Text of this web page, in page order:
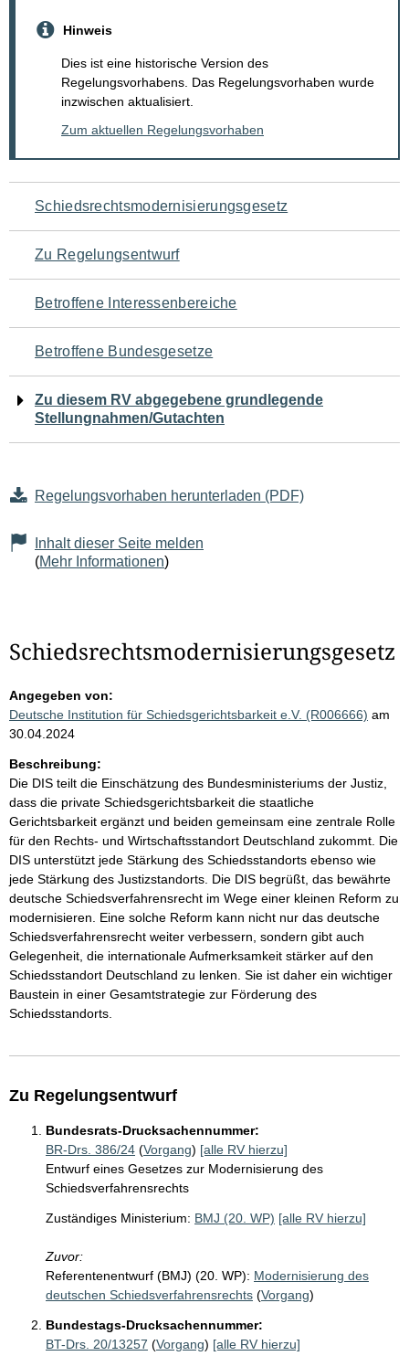
Hinweis
Dies ist eine historische Version des
Regelungsvorhabens. Das Regelungsvorhaben wurde
inzwischen aktualisiert.
Zum aktuellen Regelungsvorhaben
Navigation
für
den
Seiteninhalt
Schiedsrechtsmodernisierungsgesetz
Zu Regelungsentwurf
Betroffene Interessenbereiche
Betroffene Bundesgesetze
Zu diesem RV abgegebene grundlegende
Stellungnahmen/Gutachten
Regelungsvorhaben herunterladen (PDF)
Inhalt dieser Seite melden
(Mehr Informationen)
Schiedsrechtsmodernisierungsgesetz
Angegeben von:
Deutsche Institution für Schiedsgerichtsbarkeit e.V. (R006666) am
30.04.2024
Beschreibung:
Die DIS teilt die Einschätzung des Bundesministeriums der Justiz,
dass die private Schiedsgerichtsbarkeit die staatliche
Gerichtsbarkeit ergänzt und beiden gemeinsam eine zentrale Rolle
für den Rechts- und Wirtschaftsstandort Deutschland zukommt. Die
DIS unterstützt jede Stärkung des Schiedsstandorts ebenso wie
jede Stärkung des Justizstandorts. Die DIS begrüßt, das bewährte
deutsche Schiedsverfahrensrecht im Wege einer kleinen Reform zu
modernisieren. Eine solche Reform kann nicht nur das deutsche
Schiedsverfahrensrecht weiter verbessern, sondern gibt auch
Gelegenheit, die internationale Aufmerksamkeit stärker auf den
Schiedsstandort Deutschland zu lenken. Sie ist daher ein wichtiger
Baustein in einer Gesamtstrategie zur Förderung des
Schiedsstandorts.
Zu Regelungsentwurf
Bundesrats-Drucksachennummer:
BR-Drs. 386/24 (Vorgang) [alle RV hierzu]
Entwurf eines Gesetzes zur Modernisierung des
Schiedsverfahrensrechts
Zuständiges Ministerium: BMJ (20. WP) [alle RV hierzu]
Zuvor:
Referentenentwurf (BMJ) (20. WP): Modernisierung des
deutschen Schiedsverfahrensrechts (Vorgang)
Bundestags-Drucksachennummer:
BT-Drs. 20/13257 (Vorgang) [alle RV hierzu]